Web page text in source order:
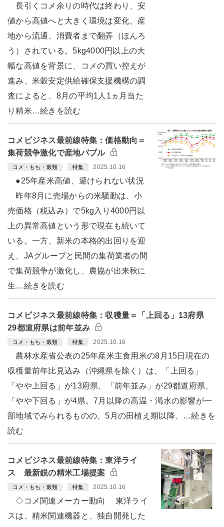
長引くコメ余りの時代は終わり、安
値から高値へと大きく環境は変化、産
地から流通、消費者まで翻弄（ほんろ
う）されている。5kg4000円以上の大
幅な高値を背景に、コメの買い控えが
進み、米穀安定供給確保支援機構の調
査によると、8月の平均1人1ヵ月当た
り精米…続きを読む
コメビジネス最前線特集：価格動向＝
集荷競争激化で産地バブル
コメ・もち・穀類 特集 2025.10.16
●25年産米高値、避けられない状況
昨年8月に売場からの米騒動は、小
売価格（税込み）で5kg入り4000円以
上の異常高値という形で現在も続いて
いる。一方、新米の本格的出回りを迎
え、JAグループと民間の集荷業者の間
で集荷競争が激化し、農協が出来秋に
生…続きを読む
コメビジネス最前線特集：収穫量＝「上回る」13府県
29都道府県は前年並み
コメ・もち・穀類 特集 2025.10.16
農林水産省公表の25年産米主食用米の8月15日現在の
収穫量前年比見込み（沖縄県を除く）は、「上回る」
「やや上回る」が13府県、「前年並み」が29都道府県、
「やや下回る」が4県。7月以降の高温・渇水の影響が一
部地域でみられるものの、5月の田植え期以降、…続きを
読む
コメビジネス最前線特集：東洋ライ
ス 最新鋭の精米工場提案
コメ・もち・穀類 特集 2025.10.16
◇コメ関連メーカー動向 東洋ライ
スは、精米関連機器と、独自開発した